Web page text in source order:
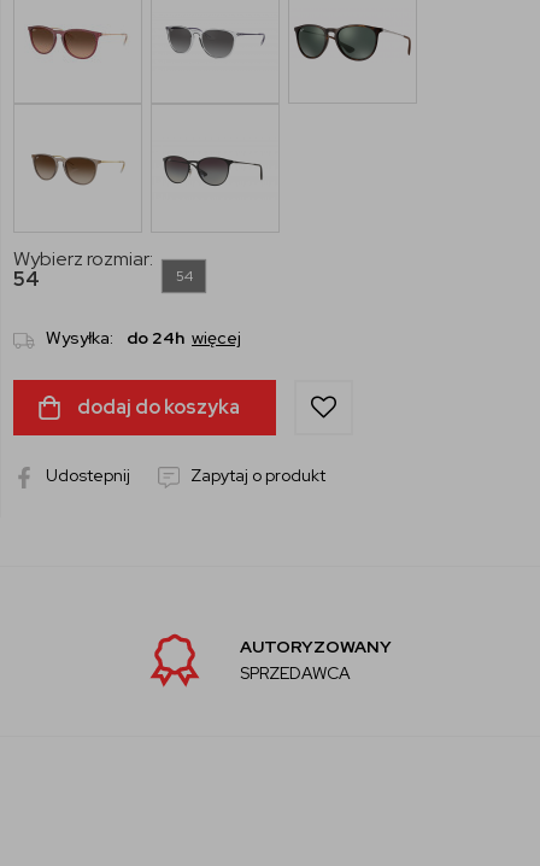
Wybierz rozmiar:
54
54
Wysyłka: do 24h więcej
dodaj do koszyka
Udostepnij Zapytaj o produkt
AUTORYZOWANY
SPRZEDAWCA